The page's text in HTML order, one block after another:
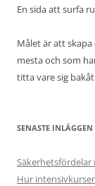
En sida att surfa
Målet är att
mesta och som
titta vare sig
SENASTE INLÄGGEN
Hur